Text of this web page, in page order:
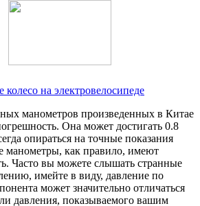
колесо на электровелосипеде
манометров произведенных в Китае
Она может достигать 0.8
опираться на точные показания
манометры, как правило, имеют
Часто вы можете слышать странные
имейте в виду, давление по
может значительно отличаться
давления, показываемого вашим